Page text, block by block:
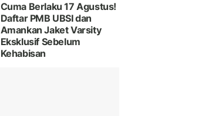
Cuma Berlaku 17 Agustus!
Daftar PMB UBSI dan
Amankan Jaket Varsity
Eksklusif Sebelum
Kehabisan